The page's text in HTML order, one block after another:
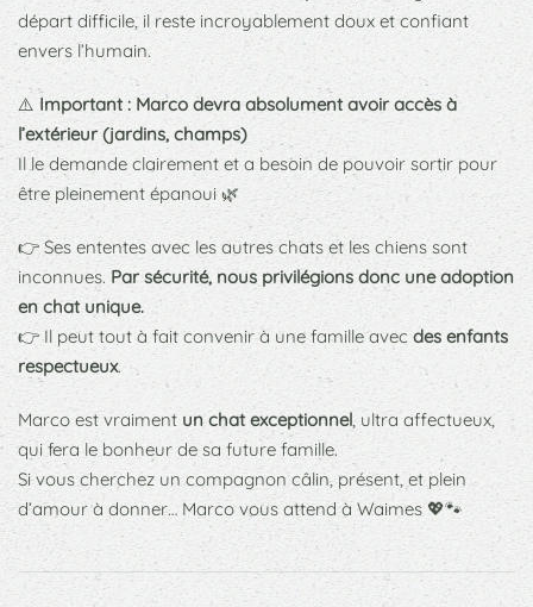
départ difficile, il reste incroyablement doux et confiant
envers l’humain.
⚠️ Important : Marco devra absolument avoir accès à
l’extérieur (jardins, champs)
Il le demande clairement et a besoin de pouvoir sortir pour
être pleinement épanoui 🌿
👉 Ses ententes avec les autres chats et les chiens sont
inconnues. Par sécurité, nous privilégions donc une adoption
en chat unique.
👉 Il peut tout à fait convenir à une famille avec des enfants
respectueux.
Marco est vraiment un chat exceptionnel, ultra affectueux,
qui fera le bonheur de sa future famille.
Si vous cherchez un compagnon câlin, présent, et plein
d’amour à donner… Marco vous attend à Waimes 💖🐾